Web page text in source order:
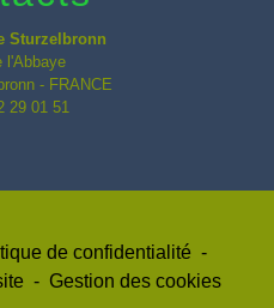
Sturzelbronn
l'Abbaye
- FRANCE
29 01 51
de confidentialité -
- Gestion des cookies